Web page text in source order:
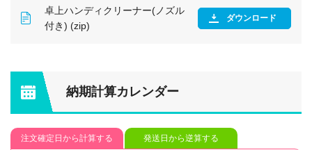
卓上ハンディクリーナー(ノズル
付き) (zip)
ダウンロード
納期計算カレンダー
注文確定日から計算する 発送日から逆算する